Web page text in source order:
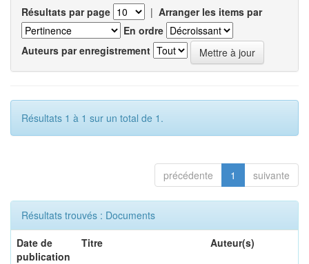
Résultats par page | Arranger les items par
En ordre
Auteurs par enregistrement
Résultats 1 à 1 sur un total de 1.
précédente 1 suivante
Résultats trouvés : Documents
Date de
publication
Titre Auteur(s)